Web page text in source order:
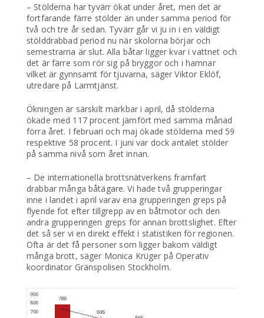
– Stölderna har tyvärr ökat under året, men det är
fortfarande färre stölder än under samma period för
två och tre år sedan. Tyvärr går vi ju in i en väldigt
stölddrabbad period nu när skolorna börjar och
semestrarna är slut. Alla båtar ligger kvar i vattnet och
det är färre som rör sig på bryggor och i hamnar
vilket är gynnsamt för tjuvarna, säger Viktor Eklöf,
utredare på Larmtjänst.
Ökningen är särskilt märkbar i april, då stölderna
ökade med 117 procent jämfört med samma månad
förra året. I februari och maj ökade stölderna med 59
respektive 58 procent. I juni var dock antalet stölder
på samma nivå som året innan.
– De internationella brottsnätverkens framfart
drabbar många båtägare. Vi hade två grupperingar
inne i landet i april varav ena grupperingen greps på
flyende fot efter tillgrepp av en båtmotor och den
andra grupperingen greps för annan brottslighet. Efter
det så ser vi en direkt effekt i statistiken för regionen.
Ofta är det få personer som ligger bakom väldigt
många brott, säger Monica Krüger på Operativ
koordinator Gränspolisen Stockholm.